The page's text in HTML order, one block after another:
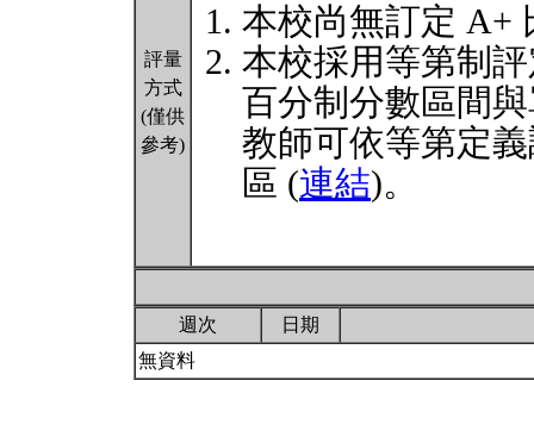
評量
方式
(僅供
參考)
本校尚無訂定 A+
本校採用等第制
百分制分數區間
教師可依等第定
區 (連結)。
週次
日期
無資料